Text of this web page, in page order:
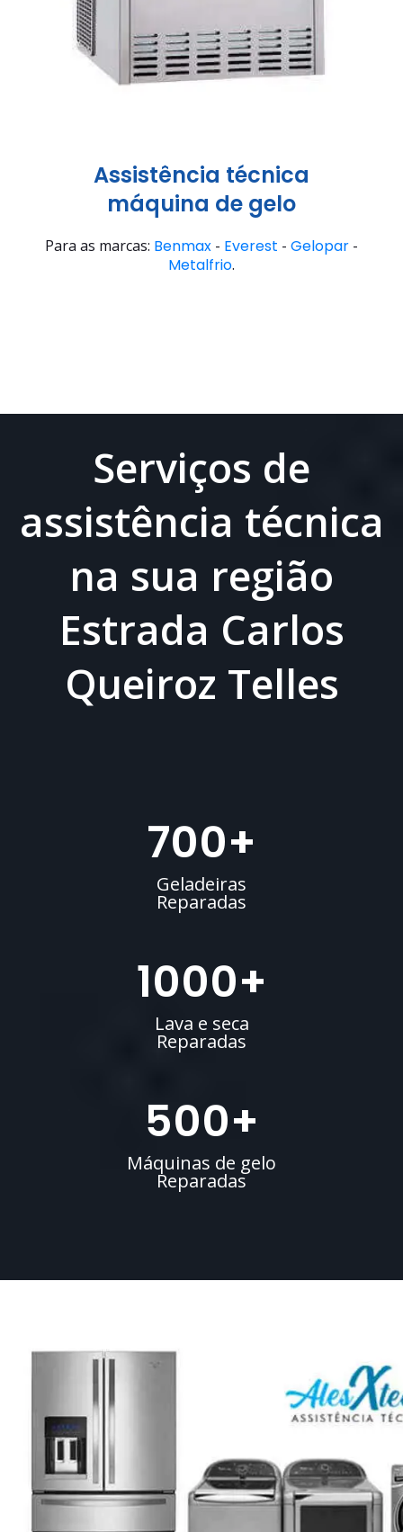
Assistência técnica
máquina de gelo
Para as marcas: Benmax - Everest - Gelopar -
Metalfrio.
Serviços de
assistência técnica
na sua região
Estrada Carlos
Queiroz Telles
700+
Geladeiras
Reparadas
1000+
Lava e seca
Reparadas
500+
Máquinas de gelo
Reparadas